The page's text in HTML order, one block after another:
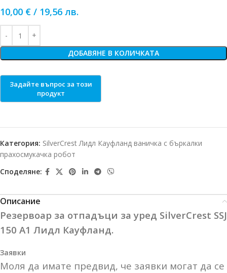
10,00 € / 19,56 лв.
ДОБАВЯНЕ В КОЛИЧКАТА
Категория: SilverCrest Лидл Кауфланд ваничка с бъркалки
прахосмукачка робот
Споделяне:
Описание
Резервоар за отпадъци за уред SilverCrest SSJ
150 A1 Лидл Кауфланд.
Заявки
Моля да имате предвид, че заявки могат да се